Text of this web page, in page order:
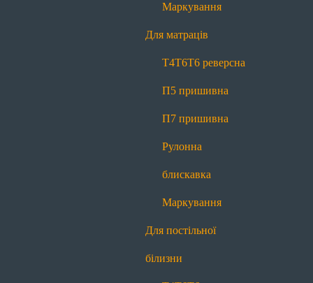
Маркування
Для матраців
Т4Т6Т6 реверсна
П5 пришивна
П7 пришивна
Рулонна
блискавка
Маркування
Для постільної
білизни
Для постільної білизни
Т6 реверсна П7 пришивна
Рулонна блискавка
Виробництво